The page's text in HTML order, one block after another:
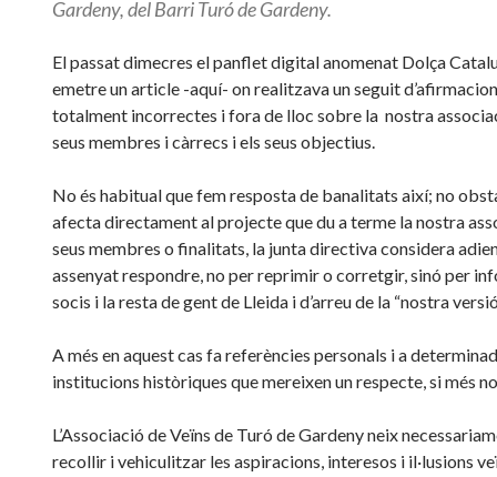
Gardeny,del Barri Turó de Gardeny.
El passat dimecres el panflet digital anomenat Dolça
emetre un article -aquí- on realitzava un seguit
totalment incorrectes i fora de lloc sobre la nostra
seus membres i càrrecs i els seus objectius.
No és habitual que fem resposta de banalitats així; no
afecta directament al projecte que du a terme la nostra
seus membres o finalitats, la junta directiva considera
assenyat respondre, no per reprimir o corretgir, sinó per
socis i la resta de gent de Lleida i d’arreu de la “nostra
A més en aquest cas fa referències personals i a
institucions històriques que mereixen un respecte, si més
L’Associació de Veïns de Turó de Gardeny neix
recollir i vehiculitzar les aspiracions, interesos i il·lusions